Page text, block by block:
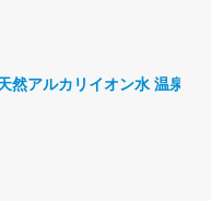
然アルカリイオン水 温泉水